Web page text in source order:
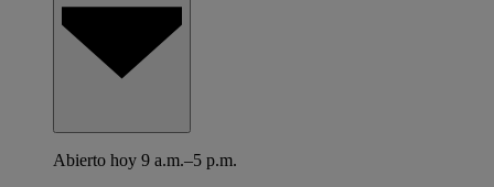
Abierto hoy 9 a.m.–5 p.m.